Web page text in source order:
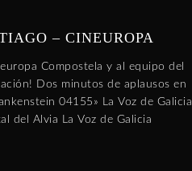
– CINEUROPA
Compostela y al equipo del
Dos minutos de aplausos en
04155» La Voz de Galicia
del Alvia La Voz de Galicia